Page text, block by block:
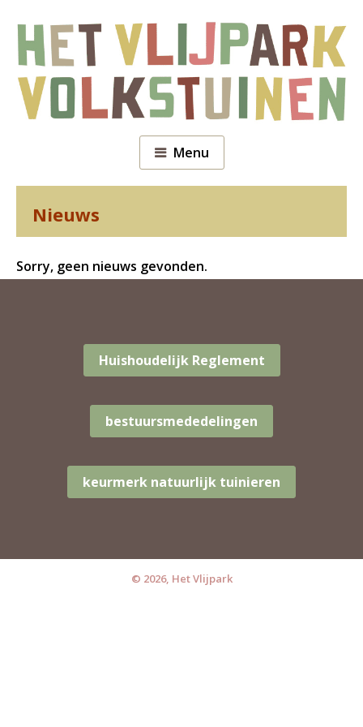
Menu
Nieuws
Sorry, geen nieuws gevonden.
Huishoudelijk Reglement
bestuursmededelingen
keurmerk natuurlijk tuinieren
© 2026, Het Vlijpark